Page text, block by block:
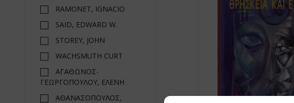
RAMONET, IGNACIO
SAID, EDWARD W.
STOREY, JOHN
WACHSMUTH CURT
ΑΓΑΘΩΝΟΣ-
ΓΕΩΡΓΟΠΟΥΛΟΥ, ΕΛΕΝΗ
ΑΘΑΝΑΣΟΠΟΥΛΟΣ,